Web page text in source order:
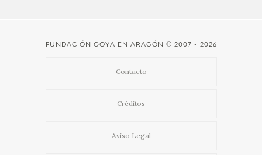
FUNDACIÓN GOYA EN ARAGÓN © 2007 - 2026
Contacto
Créditos
Aviso Legal